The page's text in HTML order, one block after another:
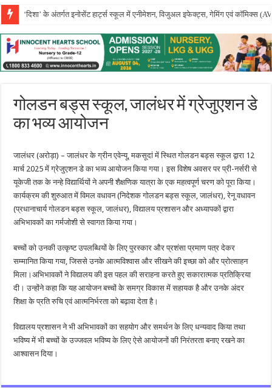
एपीजे रिदम्स किंडरवर्ल्ड में धूमधाम से मनाया गया तीयां दा मेला
गोलडन बड्स स्कूल, जालंधर में ग्रेजुएशन डे
का भव्य आयोजन
जालंधर (अरोड़ा) – जालंधर के ग्रीन एवेन्यू, मकसूदां में स्थित गोलडन बड्स स्कूल द्वारा 12
मार्च 2025 में ग्रेजुएशन डे का भव्य आयोजन किया गया। इस विशेष अवसर पर प्री-नर्सरी से
यूकेजी तक के नन्हे विद्यार्थियों ने अपनी शैक्षणिक यात्रा के एक महत्वपूर्ण चरण को पूरा किया।
कार्यक्रम की शुरुआत में विमल वधावन (निदेशक गोलडन बड्स स्कूल, जालंधर), रेनू वधावन
(प्रधानाचार्य गोलडन बड्स स्कूल, जालंधर), विद्यालय प्रशासन और अध्यापकों द्वारा
अभिभावकों का गर्मजोशी से स्वागत किया गया।
बच्चों को उनकी उत्कृष्ट उपलब्धियों के लिए पुरस्कार और प्रशंसा प्रमाण पत्र देकर
सम्मानित किया गया, जिससे उनके आत्मविश्वास और सीखने की इच्छा को और प्रोत्साहन
मिला।अभिभावकों ने विद्यालय की इस पहल की सराहना करते हुए सकारात्मक प्रतिक्रिया
दी। उन्होंने कहा कि यह आयोजन बच्चों के समग्र विकास में सहायक है और उनके अंदर
शिक्षा के प्रति रुचि एवं आत्मनिर्भरता को बढ़ावा देता है।
विद्यालय प्रशासन ने भी अभिभावकों का सहयोग और समर्थन के लिए धन्यवाद किया तथा
भविष्य में भी बच्चों के उज्जवल भविष्य के लिए ऐसे आयोजनों की निरंतरता बनाए रखने का
आश्वासन दिया।